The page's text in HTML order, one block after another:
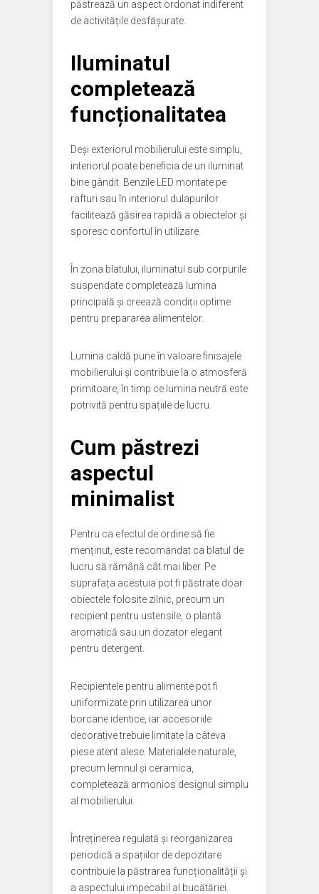
păstrează un aspect ordonat indiferent
de activitățile desfășurate.
Iluminatul
completează
funcționalitatea
Deși exteriorul mobilierului este simplu,
interiorul poate beneficia de un iluminat
bine gândit. Benzile LED montate pe
rafturi sau în interiorul dulapurilor
facilitează găsirea rapidă a obiectelor și
sporesc confortul în utilizare.
În zona blatului, iluminatul sub corpurile
suspendate completează lumina
principală și creează condiții optime
pentru prepararea alimentelor.
Lumina caldă pune în valoare finisajele
mobilierului și contribuie la o atmosferă
primitoare, în timp ce lumina neutră este
potrivită pentru spațiile de lucru.
Cum păstrezi
aspectul
minimalist
Pentru ca efectul de ordine să fie
menținut, este recomandat ca blatul de
lucru să rămână cât mai liber. Pe
suprafața acestuia pot fi păstrate doar
obiectele folosite zilnic, precum un
recipient pentru ustensile, o plantă
aromatică sau un dozator elegant
pentru detergent.
Recipientele pentru alimente pot fi
uniformizate prin utilizarea unor
borcane identice, iar accesoriile
decorative trebuie limitate la câteva
piese atent alese. Materialele naturale,
precum lemnul și ceramica,
completează armonios designul simplu
al mobilierului.
Întreținerea regulată și reorganizarea
periodică a spațiilor de depozitare
contribuie la păstrarea funcționalității și
a aspectului impecabil al bucătăriei.